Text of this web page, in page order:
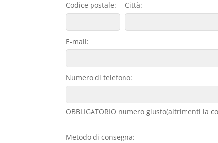
Codice postale: Città:
E-mail:
Numero di telefono:
OBBLIGATORIO numero giusto(altrimenti la
Metodo di consegna: